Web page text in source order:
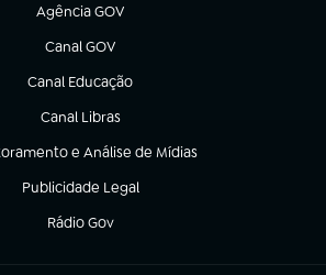
Agência GOV
(abre em nova aba)
Canal GOV
(abre em nova aba)
Canal Educação
(abre em nova aba)
Canal Libras
(abre em nova aba)
e Análise de Mídias
nova aba)
Publicidade Legal
(abre em nova aba)
Rádio Gov
(abre em nova aba)